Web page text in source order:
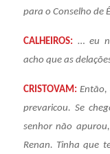
para o Conselho de
CALHEIROS: … eu
acho que as
CRISTOVAM: Então,
prevaricou. Se
senhor não
Renan. Tinha que